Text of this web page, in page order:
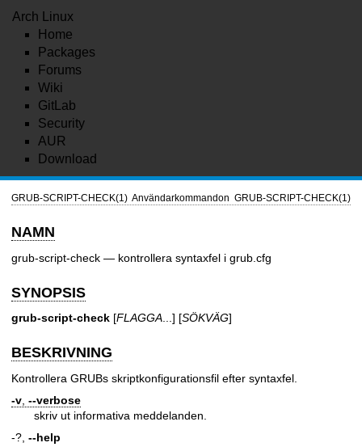
Arch Linux
Home
Packages
Forums
Wiki
GitLab
Security
AUR
Download
GRUB-SCRIPT-CHECK(1) Användarkommandon GRUB-SCRIPT-CHECK(1)
NAMN
grub-script-check — kontrollera syntaxfel i grub.cfg
SYNOPSIS
grub-script-check [FLAGGA ...] [SÖKVÄG]
BESKRIVNING
Kontrollera GRUBs skriptkonfigurationsfil efter syntaxfel.
-v --verbose
skriv ut informativa meddelanden.
-?, --help